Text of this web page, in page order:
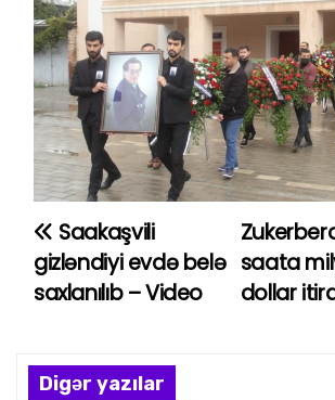
Y
a
ı
saata
dollar
Saakaşvili
gizləndiyi evdə belə
saxlanılıb – Video
Digər yazılar